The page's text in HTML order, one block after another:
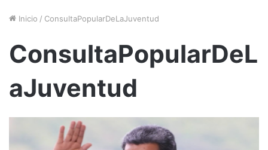
Inicio / ConsultaPopularDeLaJuventud
ConsultaPopularDeL
aJuventud